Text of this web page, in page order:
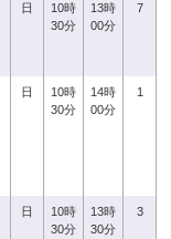
日
10時
30分
13時
00分
7
日
10時
30分
14時
00分
1
日
10時
30分
13時
30分
3